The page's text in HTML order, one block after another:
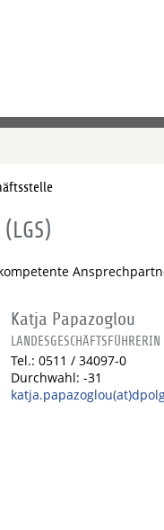
Katja Papazoglou
LANDESGESCHÄFTSFÜHRERIN
Tel.: 0511 / 34097-0
Durchwahl: -31